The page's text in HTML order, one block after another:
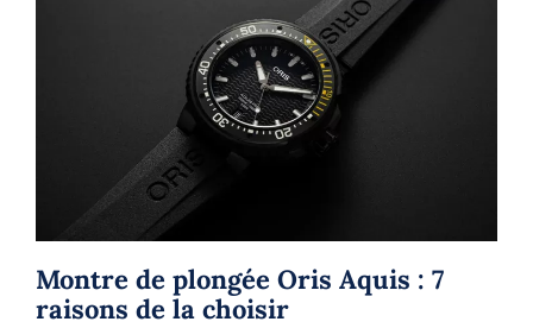
Montre de plongée Oris Aquis : 7
raisons de la choisir
Oris Oris
Montre de plongée Oris Aquis : 7
raisons de la choisir